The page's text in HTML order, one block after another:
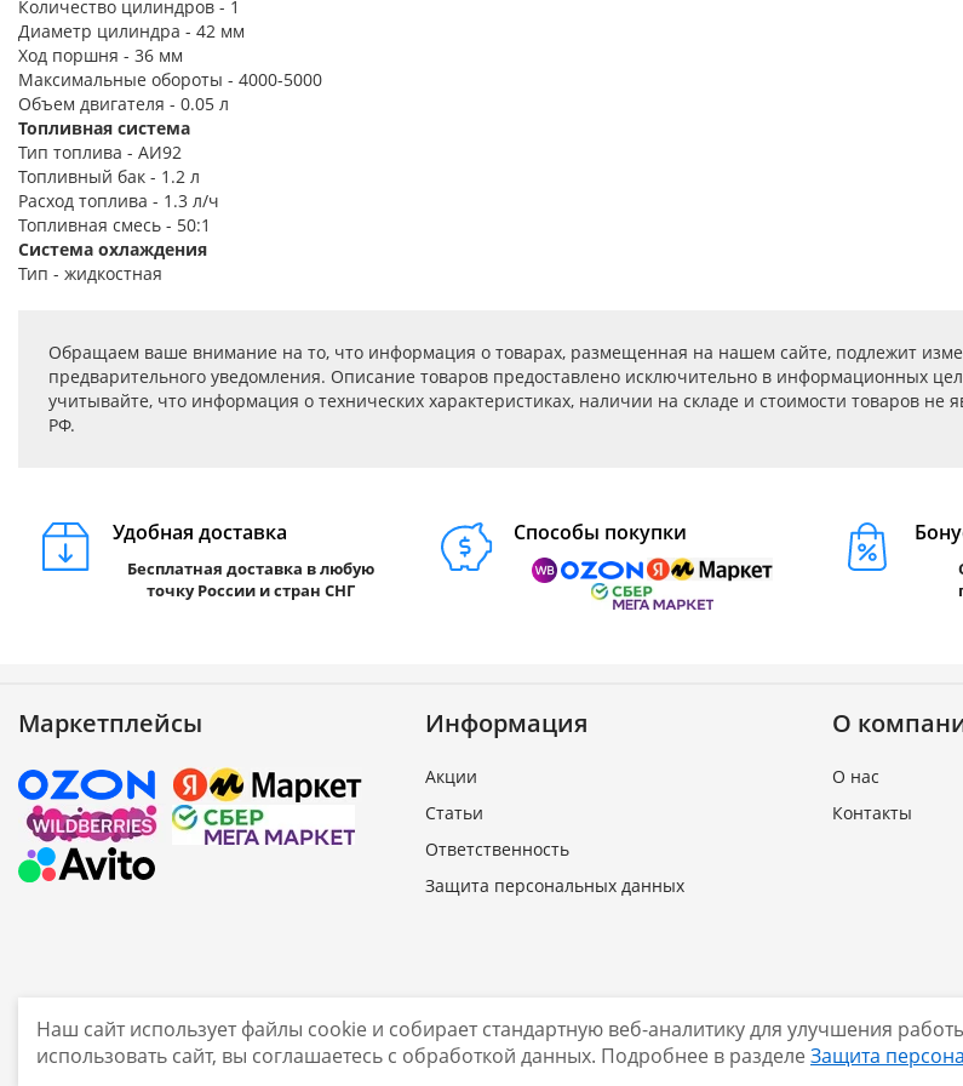
Количество цилиндров - 1
Диаметр цилиндра - 42 мм
Ход поршня - 36 мм
Максимальные обороты - 4000-5000
Объем двигателя - 0.05 л
Топливная система
Тип топлива - АИ92
Топливный бак - 1.2 л
Расход топлива - 1.3 л/ч
Топливная смесь - 50:1
Система охлаждения
Тип - жидкостная
Обращаем ваше внимание на то, что информация о товарах, размещенная на нашем сайте, подлежит
предварительного уведомления. Описание товаров предоставлено исключительно в информационных
учитывайте, что информация о технических характеристиках, наличии на складе и стоимости товаров не
РФ.
Удобная доставка
Бесплатная доставка в любую
точку России и стран СНГ
Способы покупки
Маркетплейсы Информация
Акции
Статьи
Ответственность
Защита персональных данных
О
О нас
Контакты
sale@smarine.shop2026Нашли ошибку?
Наш сайт использует файлы cookie и собирает стандартную веб-аналитику для улучшения
использовать сайт, вы соглашаетесь с обработкой данных. Подробнее в разделе Защита